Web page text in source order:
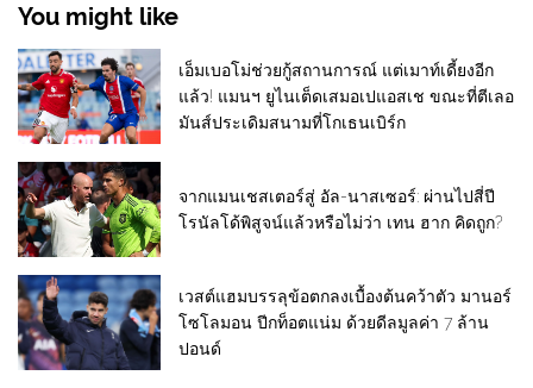
You might like
เอ็มเบอโม่ช่วยกู้สถานการณ์ แต่เมาท์เดี้ยงอีก
แล้ว! แมนฯ ยูไนเต็ดเสมอเปแอสเช ขณะที่ตีเลอ
มันส์ประเดิมสนามที่โกเธนเบิร์ก
จากแมนเชสเตอร์สู่ อัล-นาสเซอร์: ผ่านไปสี่ปี
โรนัลโด้พิสูจน์แล้วหรือไม่ว่า เทน ฮาก คิดถูก?
เวสต์แฮมบรรลุข้อตกลงเบื้องต้นคว้าตัว มานอร์
โซโลมอน ปีกท็อตแน่ม ด้วยดีลมูลค่า 7 ล้าน
ปอนด์